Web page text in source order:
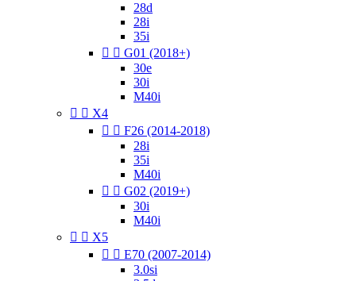
28d
28i
35i
  G01 (2018+)
30e
30i
M40i
  X4
  F26 (2014-2018)
28i
35i
M40i
  G02 (2019+)
30i
M40i
  X5
  E70 (2007-2014)
3.0si